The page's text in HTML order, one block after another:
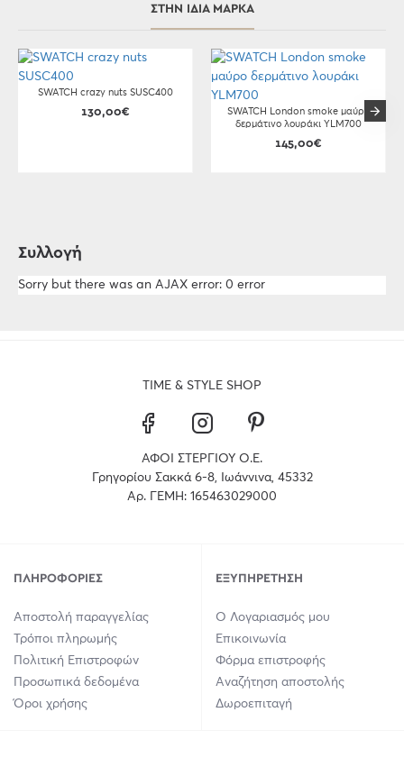
ΣΤΗΝ ΊΔΙΑ ΜΆΡΚΑ
SWATCH crazy nuts SUSC400
130,00€
SWATCH London smoke μαύρο
δερμάτινο λουράκι YLM700
145,00€
Συλλογή
Sorry but there was an AJAX error: 0 error
TIME & STYLE SHOP
ΑΦΟΙ ΣΤΕΡΓΙΟΥ Ο.Ε.
Γρηγορίου Σακκά 6-8, Ιωάννινα, 45332
Αρ. ΓΕΜΗ: 165463029000
ΠΛΗΡΟΦΟΡΊΕΣ
Αποστολή παραγγελίας
Τρόποι πληρωμής
Πολιτική Επιστροφών
Προσωπικά δεδομένα
Όροι χρήσης
ΕΞΥΠΗΡΈΤΗΣΗ
Ο Λογαριασμός μου
Επικοινωνία
Φόρμα επιστροφής
Αναζήτηση αποστολής
Δωροεπιταγή